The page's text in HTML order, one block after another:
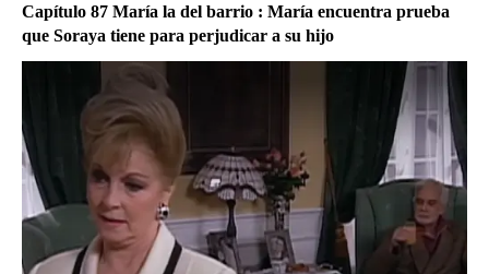
Capítulo 87 María la del barrio : María encuentra prueba
que Soraya tiene para perjudicar a su hijo